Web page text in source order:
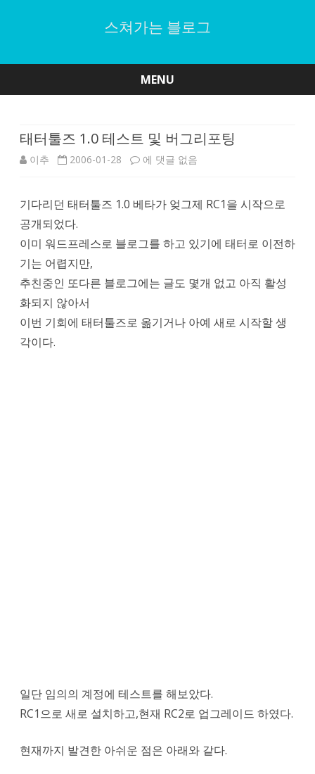
스쳐가는 블로그
MENU
태터툴즈 1.0 테스트 및 버그리포팅
이추 2006-01-28
태
툴
테
트
에 댓글 없음
기다리던 태터툴즈 1.0 베타가 엊그제 RC1을 시작으로
공개되었다.
이미 워드프레스로 블로그를 하고 있기에 태터로 이전하
기는 어렵지만,
추친중인 또다른 블로그에는 글도 몇개 없고 아직 활성
화되지 않아서
이번 기회에 태터툴즈로 옮기거나 아예 새로 시작할 생
각이다.
일단 임의의 계정에 테스트를 해보았다.
RC1으로 새로 설치하고,현재 RC2로 업그레이드 하였다.
현재까지 발견한 아쉬운 점은 아래와 같다.